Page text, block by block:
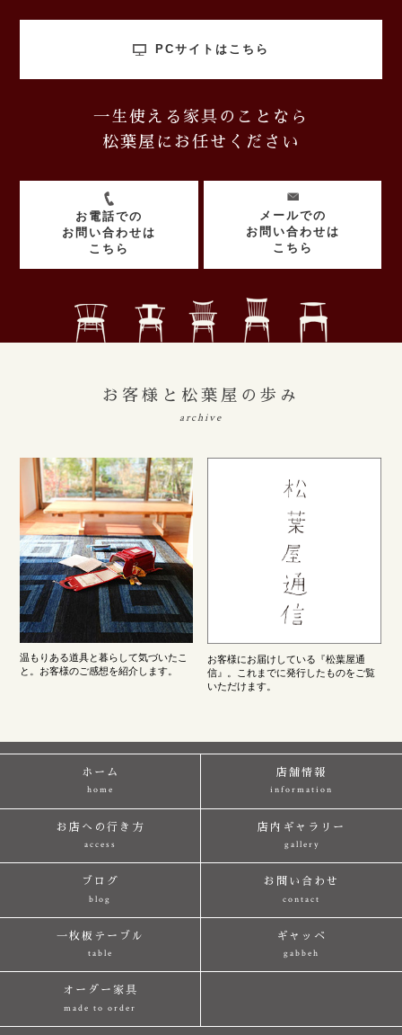
PCサイトはこちら
一生使える家具のことなら
松葉屋にお任せください
お電話での
お問い合わせは
こちら
メールでの
お問い合わせは
こちら
お客様と松葉屋の歩み
archive
温もりある道具と暮らして気づいたこ
と。お客様のご感想を紹介します。
お客様にお届けしている『松葉屋通
信』。これまでに発行したものをご覧
いただけます。
ホーム
home
店舗情報
information
お店への行き方
access
店内ギャラリー
gallery
ブログ
blog
お問い合わせ
contact
一枚板テーブル
table
ギャッベ
gabbeh
オーダー家具
made to order